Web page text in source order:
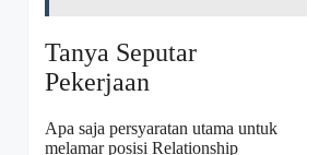
Tanya Seputar
Pekerjaan
Apa saja persyaratan utama untuk
melamar posisi Relationship